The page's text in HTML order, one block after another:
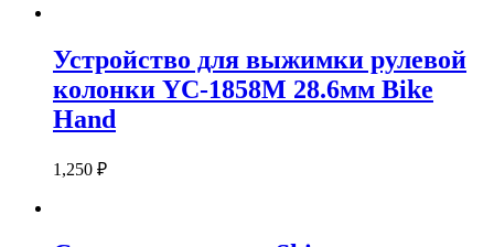
Устройство для выжимки рулевой
колонки YC-1858М 28.6мм Bike
Hand
1,250 ₽